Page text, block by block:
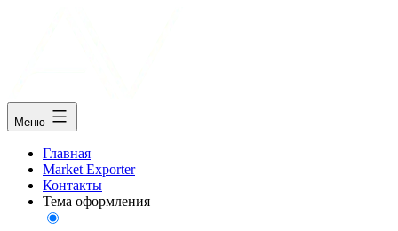
Меню
Главная
Market Exporter
Контакты
Тема оформления